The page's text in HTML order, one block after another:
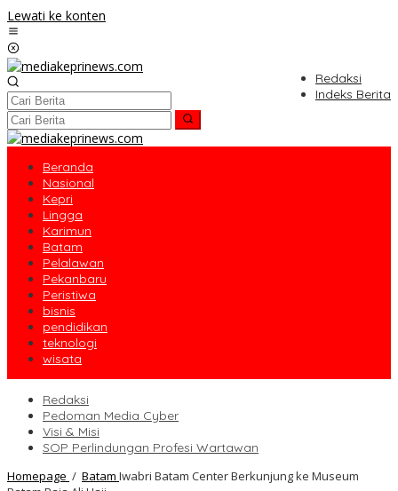
Lewati ke konten
Redaksi
Indeks Berita
Beranda
Nasional
Kepri
Lingga
Karimun
Batam
Pelalawan
Pekanbaru
Peristiwa
bisnis
pendidikan
teknologi
wisata
Redaksi
Pedoman Media Cyber
Visi & Misi
SOP Perlindungan Profesi Wartawan
Homepage / Batam Iwabri Batam Center Berkunjung ke Museum